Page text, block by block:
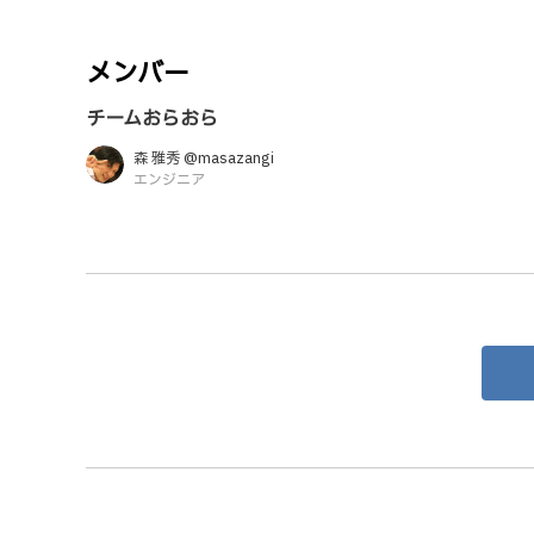
メンバー
チームおらおら
森 雅秀 @masazangi
エンジニア